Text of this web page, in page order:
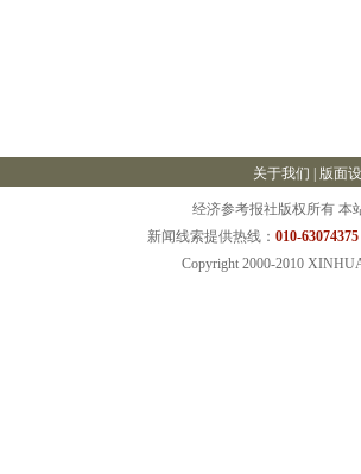
关于我们 版面
经济参考报社版权所有 本
新闻线索提供热线： 010-
Copyright 2000-2010